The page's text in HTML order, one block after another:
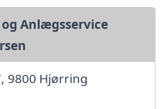
Anlægsservice
9800 Hjørring